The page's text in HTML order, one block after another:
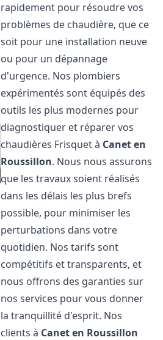
rapidement pour résoudre vos
problèmes de chaudière, que ce
soit pour une installation neuve
ou pour un dépannage
d'urgence. Nos plombiers
expérimentés sont équipés des
outils les plus modernes pour
diagnostiquer et réparer vos
chaudières Frisquet à Canet en
Roussillon. Nous nous assurons
que les travaux soient réalisés
dans les délais les plus brefs
possible, pour minimiser les
perturbations dans votre
quotidien. Nos tarifs sont
compétitifs et transparents, et
nous offrons des garanties sur
nos services pour vous donner
la tranquillité d'esprit. Nos
clients à Canet en Roussillon